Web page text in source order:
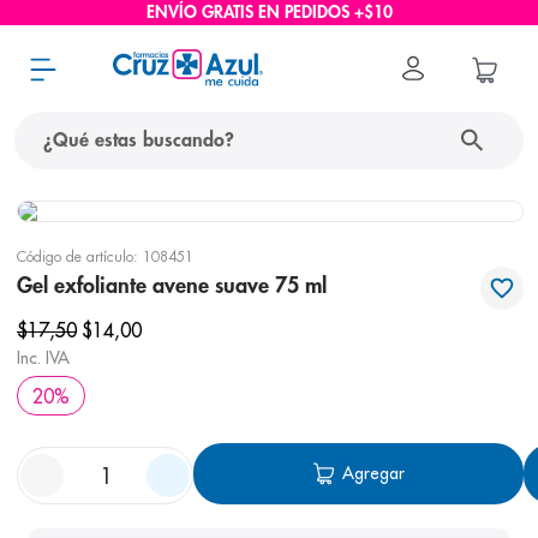
ENVÍO GRATIS EN PEDIDOS +$10
Código de artículo: 108451
Gel exfoliante avene suave 75 ml
$17,50 $14,00
Inc. IVA
20%
Agregar
términos más buscados
protector solar
3.
4. cerave
shampoo